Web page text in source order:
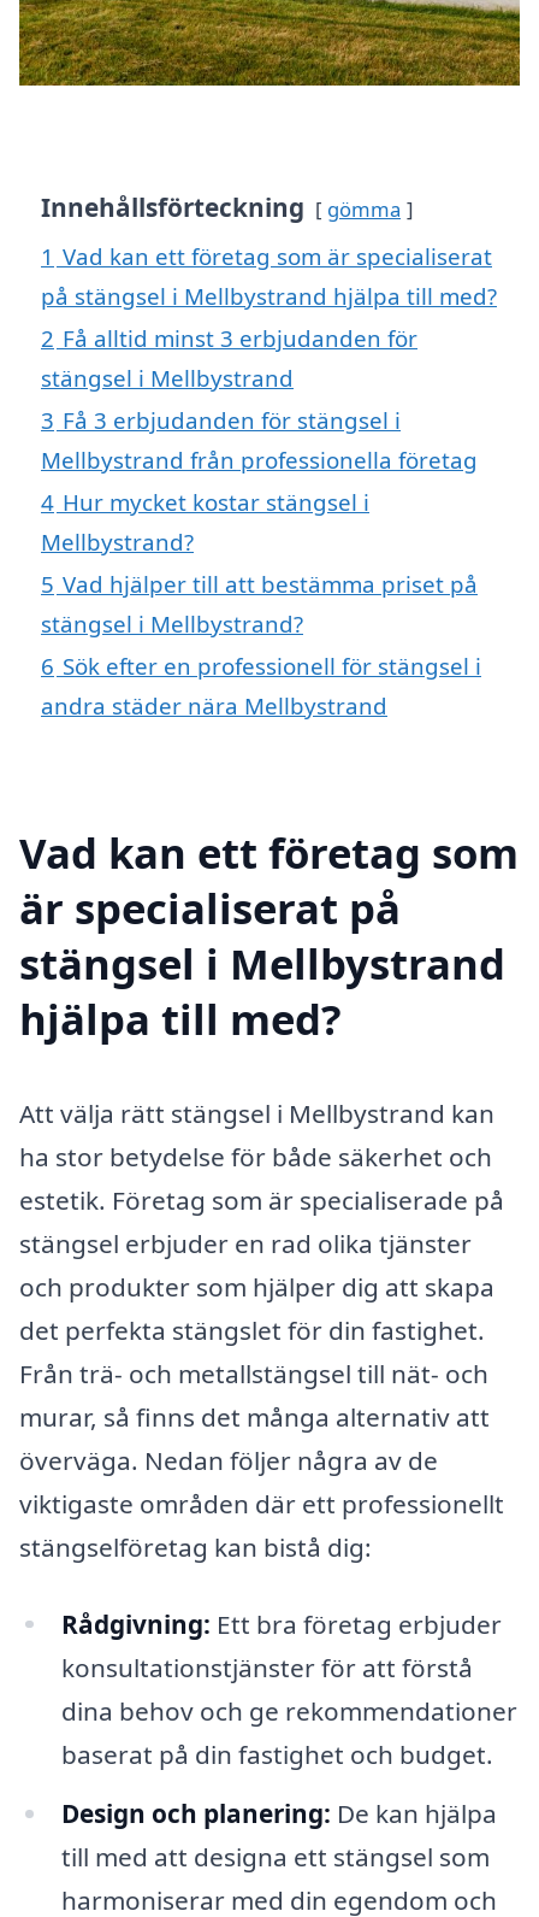
Innehållsförteckning gömma
1 Vad kan ett företag som är specialiserat
på stängsel i Mellbystrand hjälpa till med?
2 Få alltid minst 3 erbjudanden för
stängsel i Mellbystrand
3 Få 3 erbjudanden för stängsel i
Mellbystrand från professionella företag
4 Hur mycket kostar stängsel i
Mellbystrand?
5 Vad hjälper till att bestämma priset på
stängsel i Mellbystrand?
6 Sök efter en professionell för stängsel i
andra städer nära Mellbystrand
Vad kan ett företag som
är specialiserat på
stängsel i Mellbystrand
hjälpa till med?
Att välja rätt stängsel i Mellbystrand kan
ha stor betydelse för både säkerhet och
estetik. Företag som är specialiserade på
stängsel erbjuder en rad olika tjänster
och produkter som hjälper dig att skapa
det perfekta stängslet för din fastighet.
Från trä- och metallstängsel till nät- och
murar, så finns det många alternativ att
överväga. Nedan följer några av de
viktigaste områden där ett professionellt
stängselföretag kan bistå dig:
Rådgivning: Ett bra företag erbjuder
konsultationstjänster för att förstå
dina behov och ge rekommendationer
baserat på din fastighet och budget.
Design och planering: De kan hjälpa
till med att designa ett stängsel som
harmoniserar med din egendom och